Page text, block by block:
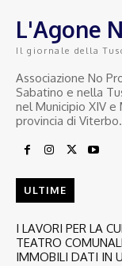
L'Agone
Il giornale della
Associazione No
Sabatino e nella
nel Municipio XIV
provincia di Viterbo.
ULTIME
I LAVORI PER LA
TEATRO
IMMOBILI DATI IN